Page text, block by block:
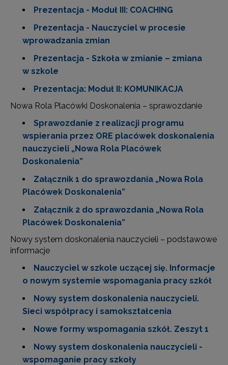
Prezentacja - Moduł III: COACHING
Prezentacja - Nauczyciel w procesie
wprowadzania zmian
Prezentacja - Szkoła w zmianie – zmiana
w szkole
Prezentacja: Moduł II: KOMUNIKACJA
Nowa Rola Placówki Doskonalenia – sprawozdanie
Sprawozdanie z realizacji programu
wspierania przez ORE placówek doskonalenia
nauczycieli „Nowa Rola Placówek
Doskonalenia”
Załącznik 1 do sprawozdania „Nowa Rola
Placówek Doskonalenia”
Załącznik 2 do sprawozdania „Nowa Rola
Placówek Doskonalenia”
Nowy system doskonalenia nauczycieli – podstawowe
informacje
Nauczyciel w szkole uczącej się. Informacje
o nowym systemie wspomagania pracy szkół
Nowy system doskonalenia nauczycieli.
Sieci współpracy i samokształcenia
Nowe formy wspomagania szkół. Zeszyt 1
Nowy system doskonalenia nauczycieli -
wspomaganie pracy szkoły